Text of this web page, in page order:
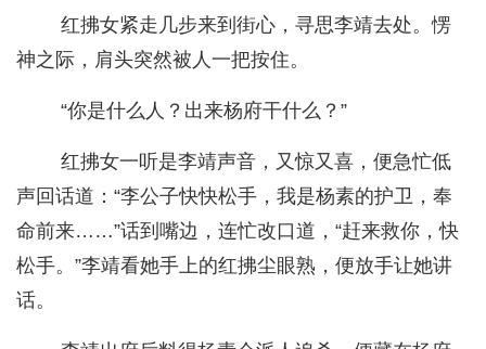
红拂女紧走几步来到街心，寻思李靖去处。愣
神之际，肩头突然被人一把按住。
“你是什么人？出来杨府干什么？”
红拂女一听是李靖声音，又惊又喜，便急忙低
声回话道：“李公子快快松手，我是杨素的护卫，奉
命前来……”话到嘴边，连忙改口道，“赶来救你，快
松手。”李靖看她手上的红拂尘眼熟，便放手让她讲
话。